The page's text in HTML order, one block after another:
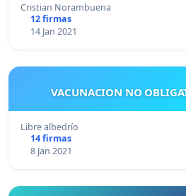
Cristian Norambuena
12 firmas
14 Jan 2021
VACUNACION NO
Libre albedrío
14 firmas
8 Jan 2021